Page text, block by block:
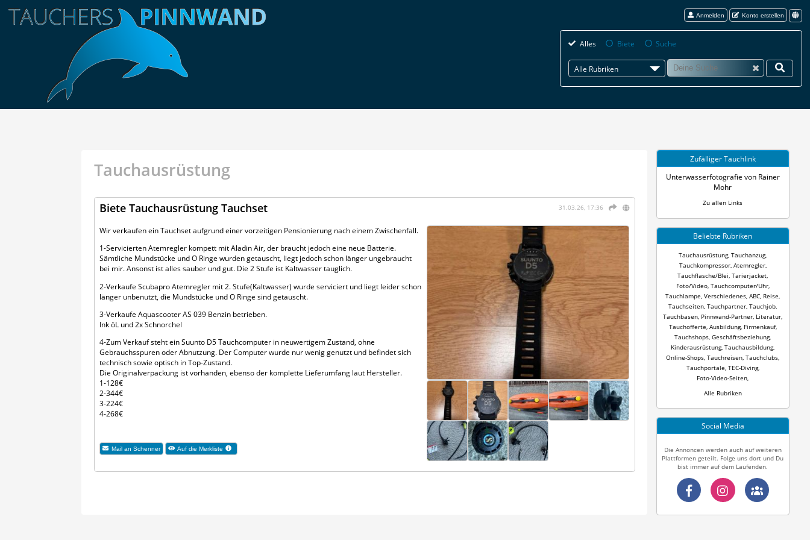
Anmelden Konto erstellen
Alles Biete Suche
Alle Rubriken
Tauchausrüstung
31.03.26, 17:36
Biete Tauchausrüstung Tauchset
Wir verkaufen ein Tauchset aufgrund einer vorzeitigen Pensionierung nach einem Zwischenfall.
1-Servicierten Atemregler kompett mit Aladin Air, der braucht jedoch eine neue Batterie.
Sämtliche Mundstücke und O Ringe wurden getauscht, liegt jedoch schon länger ungebraucht
bei mir. Ansonst ist alles sauber und gut. Die 2 Stufe ist Kaltwasser tauglich.
2-Verkaufe Scubapro Atemregler mit 2. Stufe(Kaltwasser) wurde serviciert und liegt leider schon
länger unbenutzt, die Mundstücke und O Ringe sind getauscht.
3-Verkaufe Aquascooter AS 039 Benzin betrieben.
Ink öL und 2x Schnorchel
4-Zum Verkauf steht ein Suunto D5 Tauchcomputer in neuwertigem Zustand, ohne
Gebrauchsspuren oder Abnutzung. Der Computer wurde nur wenig genutzt und befindet sich
technisch sowie optisch in Top-Zustand.
Die Originalverpackung ist vorhanden, ebenso der komplette Lieferumfang laut Hersteller.
1-128€
2-344€
3-224€
4-268€
Mail an Schenner Auf die Merkliste
Zufälliger Tauchlink
Unterwasserfotografie von Rainer
Mohr
Zu allen Links
Beliebte Rubriken
Tauchausrüstung, Tauchanzug,
Tauchkompressor, Atemregler,
Tauchflasche/Blei Tarierjacket
Foto/Video, Tauchcomputer/Uhr,
Tauchlampe Verschiedenes ABC Reise
Tauchseiten Tauchpartner Tauchjob
Tauchbasen Pinnwand-Partner Literatur
Tauchofferte Ausbildung, Firmenkauf,
Tauchshops Geschäftsbeziehung,
Kinderausrüstung, Tauchausbildung,
Online-Shops Tauchreisen Tauchclubs
Tauchportale TEC-Diving,
Foto-Video-Seiten
Alle Rubriken
Social Media
Die Annoncen werden auch auf weiteren
Plattformen geteilt. Folge uns dort und Du
bist immer auf dem Laufenden.